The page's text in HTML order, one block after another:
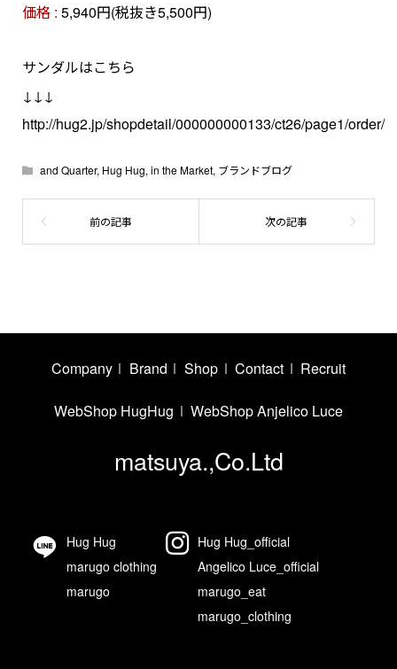
価格 : 5,940円(税抜き5,500円)
サンダルはこちら
↓↓↓
http://hug2.jp/shopdetail/000000000133/ct26/page1/order/
and Quarter, Hug Hug, in the Market, ブランドブログ
Company Brand Shop Contact Recruit
WebShop HugHug WebShop Anjelico Luce
matsuya.,Co.Ltd
Hug Hug
marugo clothing
marugo
Hug Hug_official
Angelico Luce_official
marugo_eat
marugo_clothing